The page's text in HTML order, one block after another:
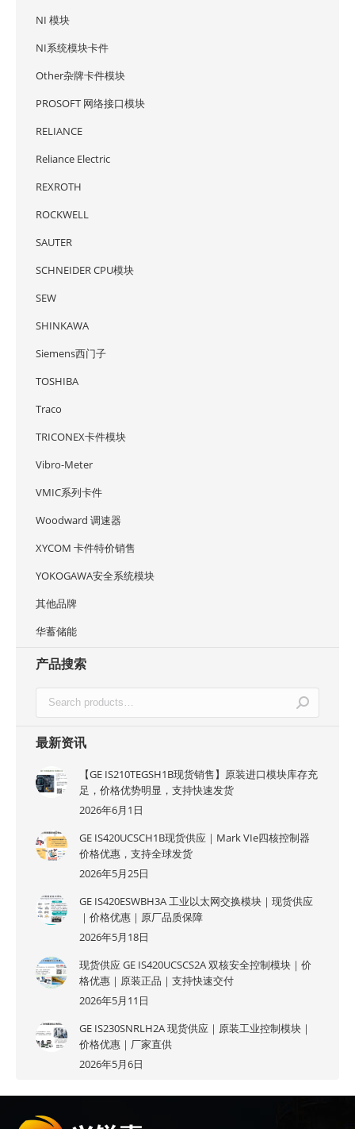
NI 模块
NI系统模块卡件
Other杂牌卡件模块
PROSOFT 网络接口模块
RELIANCE
Reliance Electric
REXROTH
ROCKWELL
SAUTER
SCHNEIDER CPU模块
SEW
SHINKAWA
Siemens西门子
TOSHIBA
Traco
TRICONEX卡件模块
Vibro-Meter
VMIC系列卡件
Woodward 调速器
XYCOM 卡件特价销售
YOKOGAWA安全系统模块
其他品牌
华蓄储能
产品搜索
最新资讯
【GE IS210TEGSH1B现货销售】原装进口模块库存充
足，价格优势明显，支持快速发货
2026年6月1日
GE IS420UCSCH1B现货供应｜Mark VIe四核控制器
价格优惠，支持全球发货
2026年5月25日
GE IS420ESWBH3A 工业以太网交换模块｜现货供应
｜价格优惠｜原厂品质保障
2026年5月18日
现货供应 GE IS420UCSCS2A 双核安全控制模块｜价
格优惠｜原装正品｜支持快速交付
2026年5月11日
GE IS230SNRLH2A 现货供应｜原装工业控制模块｜
价格优惠｜厂家直供
2026年5月6日